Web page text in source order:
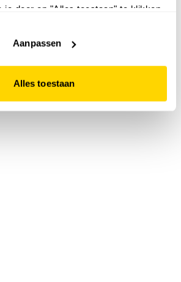
je door op "Alles toestaan" te klikken.
functioneert.
Aanpassen
Alles toestaan